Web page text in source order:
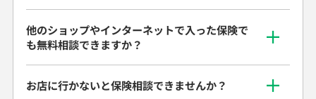
他のショップやインターネットで入った保険で
も無料相談できますか？
お店に行かないと保険相談できませんか？